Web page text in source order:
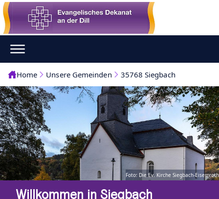
Home Unsere Gemeinden 35768 Siegbach
Foto: Die Ev. Kirche Siegbach-Eisemroth
Willkommen in Siegbach